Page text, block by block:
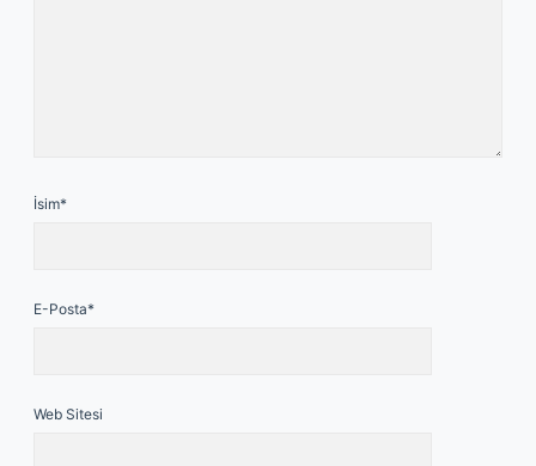
İsim*
E-Posta*
Web Sitesi